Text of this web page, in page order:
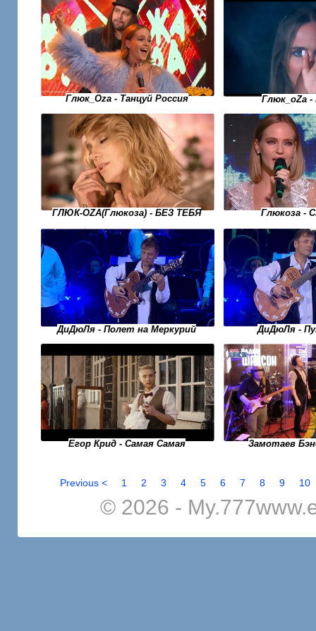
Глюк_Oza - Танцуй Россия Глюк_оZа
ГЛЮК-OZA(Глюкоза) - БЕЗ ТЕБЯ Глюкоза -
ДиДюЛя - Полет на Меркурий ДиДюЛя -
Егор Крид - Самая Самая Замотаев
Previous < 1 2 3 4 5 6 7 8 9 10
© 2026 -